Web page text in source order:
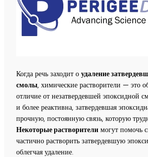
Когда речь заходит о удаление
смолы, химические растворители — это
отличие от незатвердевшей эпоксидной
и более реактивна, затвердевшая
прочную, постоянную связь, которую
Некоторые растворителимогут помочь
частично растворить затвердевшую
облегчая удаление.